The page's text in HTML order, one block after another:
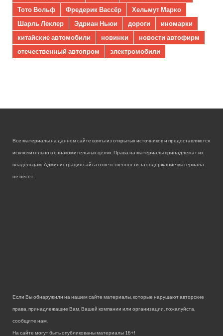
Тото Вольф
Фредерик Вассёр
Хельмут Марко
Шарль Леклер
Эдриан Ньюи дороги
иномарки
китайские автомобили
новинки
новости автофирм
отечественный автопром
электромобили
Все материалы на данном сайте взяты из открытых источников и предоставляются
исключительно в ознакомительных целях. Права на материалы принадлежат их
владельцам. Администрация сайта ответственности за содержание материала
не несет.
Если Вы обнаружили на нашем сайте материалы, которые нарушают авторские
права, принадлежащие Вам, Вашей компании или организации, пожалуйста,
сообщите нам.
На сайте могут быть опубликованы материалы 18+!